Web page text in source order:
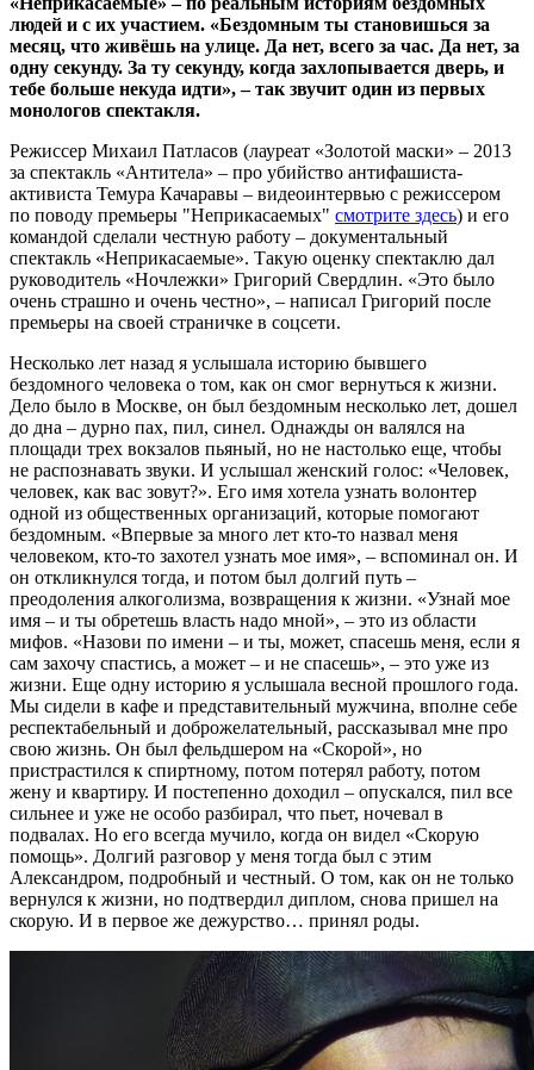
людей и с их участием. «Бездомным ты становишься за
месяц, что живёшь на улице. Да нет, всего за час. Да нет, за
одну секунду. За ту секунду, когда захлопывается дверь, и
тебе больше некуда идти», – так звучит один из первых
монологов спектакля.
Режиссер Михаил Патласов (лауреат «Золотой маски» – 2013
за спектакль «Антитела» – про убийство антифашиста-
активиста Темура Качаравы – видеоинтервью с режиссером
по поводу премьеры "Неприкасаемых" смотрите здесь) и его
командой сделали честную работу – документальный
спектакль «Неприкасаемые». Такую оценку спектаклю дал
руководитель «Ночлежки» Григорий Свердлин. «Это было
очень страшно и очень честно», – написал Григорий после
премьеры на своей страничке в соцсети.
Несколько лет назад я услышала историю бывшего
бездомного человека о том, как он смог вернуться к жизни.
Дело было в Москве, он был бездомным несколько лет, дошел
до дна – дурно пах, пил, синел. Однажды он валялся на
площади трех вокзалов пьяный, но не настолько еще, чтобы
не распознавать звуки. И услышал женский голос: «Человек,
человек, как вас зовут?». Его имя хотела узнать волонтер
одной из общественных организаций, которые помогают
бездомным. «Впервые за много лет кто-то назвал меня
человеком, кто-то захотел узнать мое имя», – вспоминал он. И
он откликнулся тогда, и потом был долгий путь –
преодоления алкоголизма, возвращения к жизни. «Узнай мое
имя – и ты обретешь власть надо мной», – это из области
мифов. «Назови по имени – и ты, может, спасешь меня, если я
сам захочу спастись, а может – и не спасешь», – это уже из
жизни. Еще одну историю я услышала весной прошлого года.
Мы сидели в кафе и представительный мужчина, вполне себе
респектабельный и доброжелательный, рассказывал мне про
свою жизнь. Он был фельдшером на «Скорой», но
пристрастился к спиртному, потом потерял работу, потом
жену и квартиру. И постепенно доходил – опускался, пил все
сильнее и уже не особо разбирал, что пьет, ночевал в
подвалах. Но его всегда мучило, когда он видел «Скорую
помощь». Долгий разговор у меня тогда был с этим
Александром, подробный и честный. О том, как он не только
вернулся к жизни, но подтвердил диплом, снова пришел на
скорую. И в первое же дежурство… принял роды.